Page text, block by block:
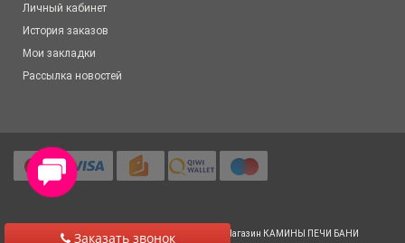
Заказать звонок
Личный кабинет
История заказов
Мои закладки
Рассылка новостей
© 2012-2025 Все права защищены Салон-Магазин КАМИНЫ ПЕЧИ БАНИ